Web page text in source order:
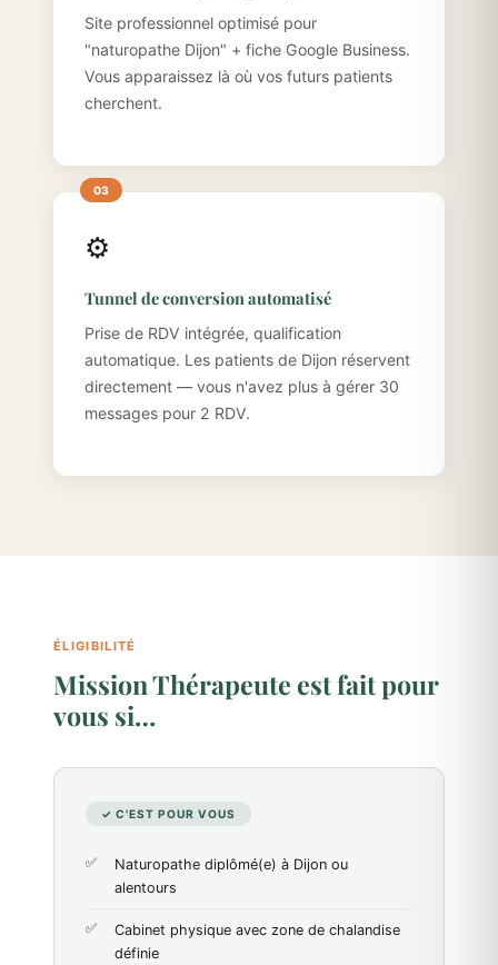
Site professionnel optimisé pour
"naturopathe Dijon" + fiche Google Business.
Vous apparaissez là où vos futurs patients
cherchent.
⚙️
Tunnel de conversion automatisé
Prise de RDV intégrée, qualification
automatique. Les patients de Dijon réservent
directement — vous n'avez plus à gérer 30
messages pour 2 RDV.
ÉLIGIBILITÉ
Mission Thérapeute est fait pour
vous si…
✓ C'EST POUR VOUS
Naturopathe diplômé(e) à Dijon ou
alentours
Cabinet physique avec zone de chalandise
définie